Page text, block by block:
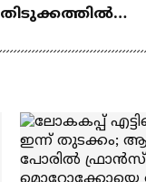
തിടുക്കത്തിൽ